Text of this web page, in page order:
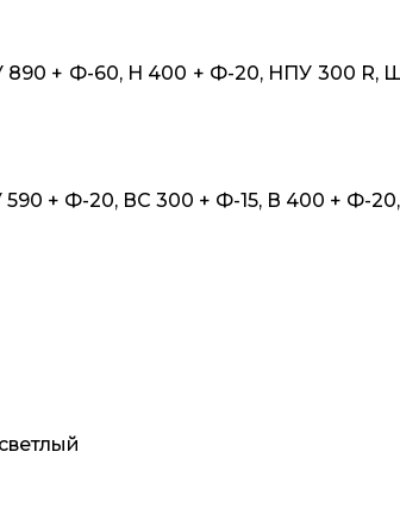
+ Ф-60, Н 400 + Ф-20, НПУ 300 R,
+ Ф-20, ВС 300 + Ф-15, В 400 + Ф-